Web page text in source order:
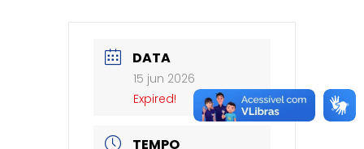
DATA
15 jun 2026
Expired!
TEMPO